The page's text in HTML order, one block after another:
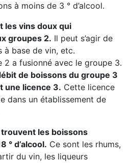
à moins de 3 ° d’alcool.
les vins doux qui
groupes 2. Il peut s’agir de
à base de vin, etc.
2 a fusionné avec le groupe 3.
de boissons du groupe 3
une licence 3. Cette licence
dans un établissement de
les boissons
° d’alcool. Ce sont les rhums,
du vin, les liqueurs